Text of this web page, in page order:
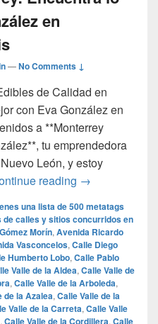
en
—No Comments ↓
de Calidad en
con Eva González en
a **Monterrey
tu emprendedora
León, y estoy
reading ## La Mejor
→
una lista de 500 metatags
calles y sitios concurridos en
Morín, Avenida Ricardo
Vasconcelos, Calle Diego
Humberto Lobo, Calle Pablo
Valle de la Aldea, Calle Valle de
, Calle Valle de la Arboleda,
de la Azalea, Calle Valle de la
Valle de la Carreta, Calle Valle
, Calle Valle de la Cordillera, Calle